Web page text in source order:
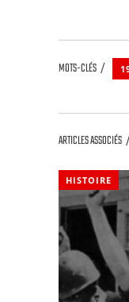
MOTS-CLÉS
ARTICLES ASSOCIÉS
HISTOIRE